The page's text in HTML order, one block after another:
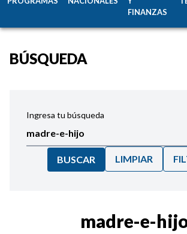
FINANZAS
BÚSQUEDA
Ingresa tu búsqueda
BUSCAR LIMPIAR
madre-e-